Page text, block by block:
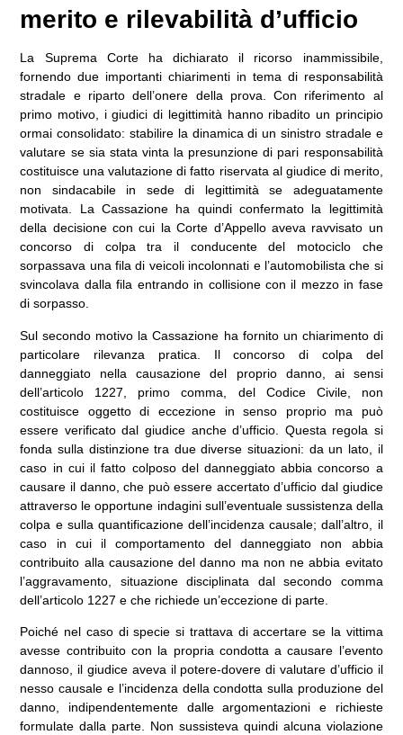
merito e rilevabilità d’ufficio
La Suprema Corte ha dichiarato il ricorso inammissibile,
fornendo due importanti chiarimenti in tema di responsabilità
stradale e riparto dell’onere della prova. Con riferimento al
primo motivo, i giudici di legittimità hanno ribadito un principio
ormai consolidato: stabilire la dinamica di un sinistro stradale e
valutare se sia stata vinta la presunzione di pari responsabilità
costituisce una valutazione di fatto riservata al giudice di merito,
non sindacabile in sede di legittimità se adeguatamente
motivata. La Cassazione ha quindi confermato la legittimità
della decisione con cui la Corte d’Appello aveva ravvisato un
concorso di colpa tra il conducente del motociclo che
sorpassava una fila di veicoli incolonnati e l’automobilista che si
svincolava dalla fila entrando in collisione con il mezzo in fase
di sorpasso.
Sul secondo motivo la Cassazione ha fornito un chiarimento di
particolare rilevanza pratica. Il concorso di colpa del
danneggiato nella causazione del proprio danno, ai sensi
dell’articolo 1227, primo comma, del Codice Civile, non
costituisce oggetto di eccezione in senso proprio ma può
essere verificato dal giudice anche d’ufficio. Questa regola si
fonda sulla distinzione tra due diverse situazioni: da un lato, il
caso in cui il fatto colposo del danneggiato abbia concorso a
causare il danno, che può essere accertato d’ufficio dal giudice
attraverso le opportune indagini sull’eventuale sussistenza della
colpa e sulla quantificazione dell’incidenza causale; dall’altro, il
caso in cui il comportamento del danneggiato non abbia
contribuito alla causazione del danno ma non ne abbia evitato
l’aggravamento, situazione disciplinata dal secondo comma
dell’articolo 1227 e che richiede un’eccezione di parte.
Poiché nel caso di specie si trattava di accertare se la vittima
avesse contribuito con la propria condotta a causare l’evento
dannoso, il giudice aveva il potere-dovere di valutare d’ufficio il
nesso causale e l’incidenza della condotta sulla produzione del
danno, indipendentemente dalle argomentazioni e richieste
formulate dalla parte. Non sussisteva quindi alcuna violazione